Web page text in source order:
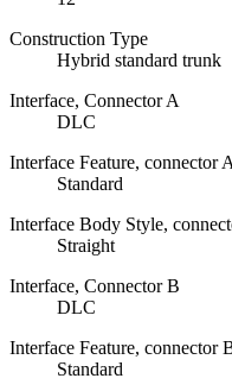
Construction Type
Hybrid standard trunk
Interface, Connector A
DLC
Interface Feature, connector A
Standard
Interface Body Style,
Straight
Interface, Connector B
DLC
Interface Feature, connector
Standard